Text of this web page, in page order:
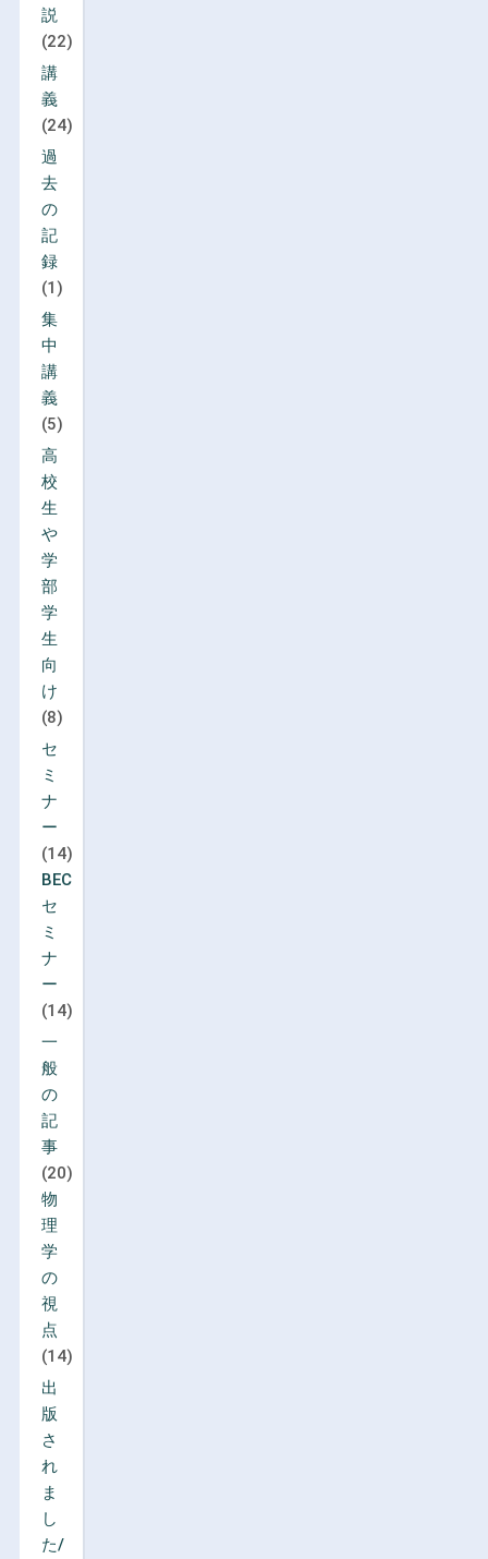
説
(22)
講
義
(24)
過
去
の
記
録
(1)
集
中
講
義
(5)
高
校
生
や
学
部
学
生
向
け
(8)
セ
ミ
ナ
ー
(14)
BEC
セ
ミ
ナ
ー
(14)
一
般
の
記
事
(20)
物
理
学
の
視
点
(14)
出
版
さ
れ
ま
し
た/